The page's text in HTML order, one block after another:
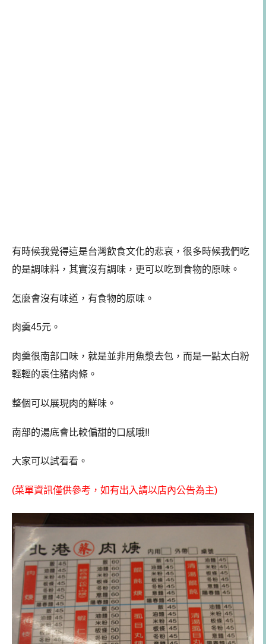
有時候我覺得這是台灣飲食文化的悲哀，很多時候我們吃
的是調味料，其實沒有調味，更可以吃到食物的原味。
怎麼會沒有味道，有食物的原味。
肉羹45元。
肉羹很南部口味，就是並非用魚漿去包，而是一點太白粉
輕輕的裹住豬肉條。
整個可以展現肉的鮮味。
南部的湯底會比較偏甜的口感哦!!
大家可以試看看。
(菜單資訊僅供參考，如有出入請以店內公告為主)